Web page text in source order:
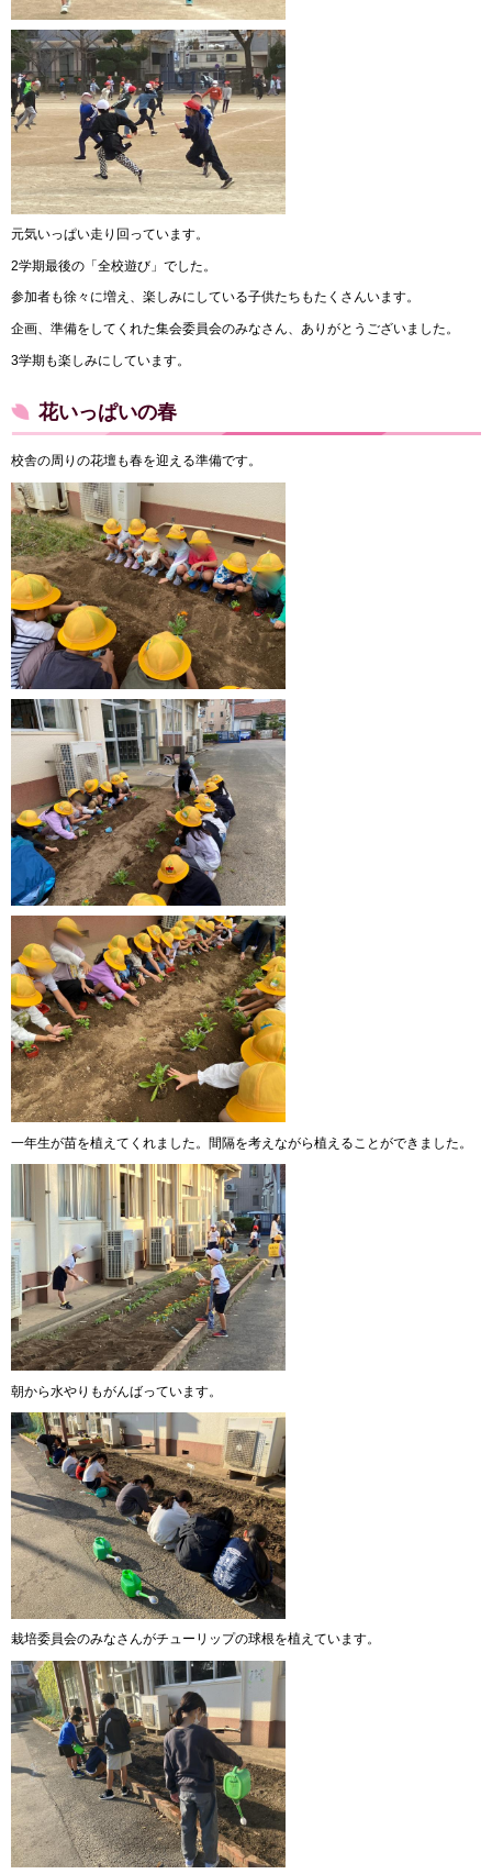
元気いっぱい走り回っています。
2学期最後の「全校遊び」でした。
参加者も徐々に増え、楽しみにしている子供たちもたくさんいます。
企画、準備をしてくれた集会委員会のみなさん、ありがとうございました。
3学期も楽しみにしています。
花いっぱいの春
校舎の周りの花壇も春を迎える準備です。
一年生が苗を植えてくれました。間隔を考えながら植えることができました。
朝から水やりもがんばっています。
栽培委員会のみなさんがチューリップの球根を植えています。